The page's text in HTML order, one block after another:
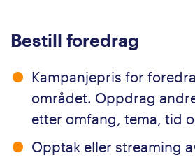
Bestill foredrag
Kampanjepris for
området. Oppdrag
etter omfang, tema, tid
Opptak eller streaming